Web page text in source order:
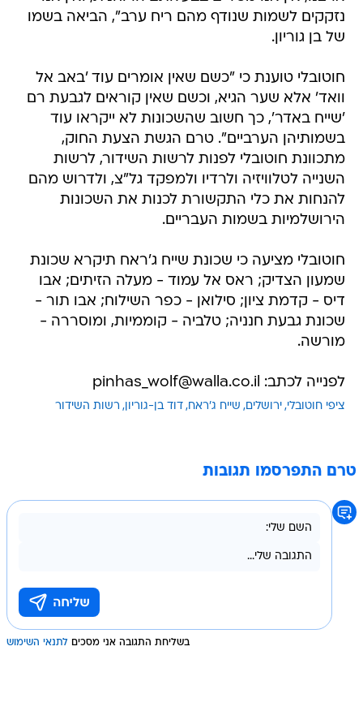
נזקקים לשמות שנודף מהם ריח ערב", הביאה בשמו
של בן גוריון.
חוטובלי טוענת כי "כשם שאין אומרים עוד 'באב אל
וואד' אלא שער הגיא, וכשם שאין קוראים לגבעת רם
'שייח באדר', כך חשוב שהשכונות לא ייקראו עוד
בשמותיהן הערביים". טרם הגשת הצעת החוק,
מתכוונת חוטובלי לפנות לרשות השידור, לרשות
השנייה לטלוויזיה ולרדיו ולמפקד גל"צ, ולדרוש מהם
להנחות את כלי התקשורת לכנות את השכונות
הירושלמיות בשמות העבריים.
חוטובלי מציעה כי שכונת שייח ג'ראח תיקרא שכונת
שמעון הצדיק; ראס אל עמוד - מעלה הזיתים; אבו
דיס - קדמת ציון; סילואן - כפר השילוח; אבו תור -
שכונת גבעת חנניה; טלביה - קוממיות, ומוסררה -
מורשה.
לפנייה לכתב: pinhas_wolf@walla.co.il
ציפי חוטובלי ירושלים שייח ג'ראח דוד בן-גוריון רשות השידור
טרם התפרסמו תגובות
בשליחת התגובה אני מסכים לתנאי השימוש